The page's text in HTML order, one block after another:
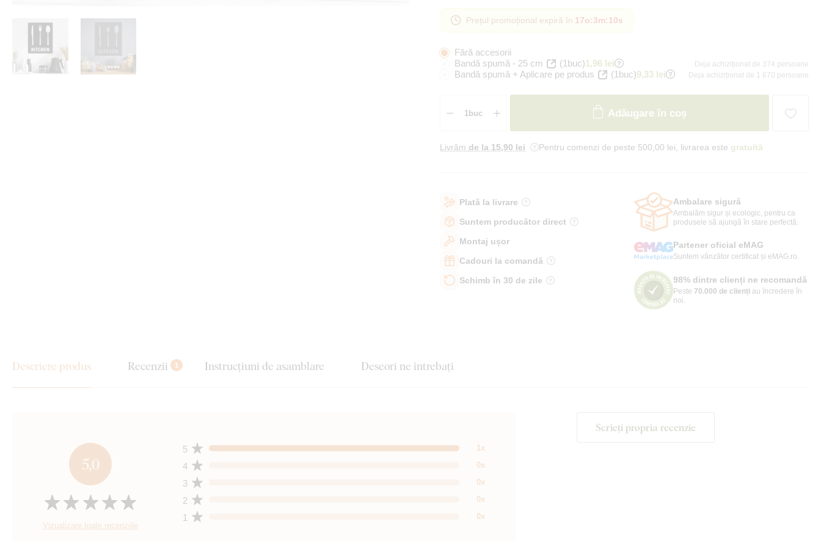
Prețul promoțional expiră în 17o:3m:9s
Fără accesorii
Bandă spumă - 25 cm
(1buc)1,96 lei Deja achiziționat de 374 persoane
Bandă spumă + Aplicare pe produs (1buc)9,33 lei Deja achiziționat de 1 670 persoane
Adăugare în coș
Livrăm de la 15,90 lei Pentru comenzi de peste 500,00 lei, livrarea este gratuită
Plată la livrare
Suntem producător direct
Montaj ușor
Cadouri la comandă
Schimb în 30 de zile
Ambalare sigură
Ambalăm sigur și ecologic, pentru ca
produsele să ajungă în stare perfectă.
Partener oficial eMAG
Suntem vânzător certificat și eMAG.ro.
98% dintre clienți ne recomandă
Peste 70.000 de clienți au încredere în
noi.
Descriere produs Recenzii 1 Instrucțiuni de asamblare Deseori ne întrebați
5,0
Vizualizare toate recenziile
1 0x
2 0x
3 0x
4 0x
5 1x
Scrieți propria recenzie